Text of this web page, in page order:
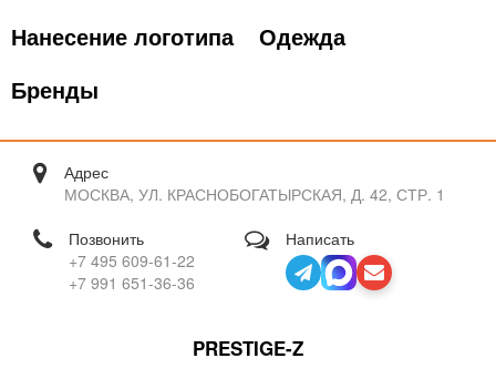
Нанесение логотипа
Одежда
Бренды
Адрес
МОСКВА, УЛ. КРАСНОБОГАТЫРСКАЯ, Д. 42, СТР. 1
Позвонить
+7 495 609-61-22
+7 991 651-36-36
Написать
PRESTIGE-Z